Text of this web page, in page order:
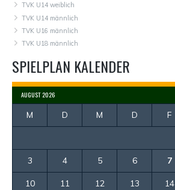
TVK U14 weiblich
TVK U14 männlich
TVK U16 männlich
TVK U18 männlich
SPIELPLAN KALENDER
AUGUST 2026
M D M D F
3 4 5 6 7
10 11 12 13 14